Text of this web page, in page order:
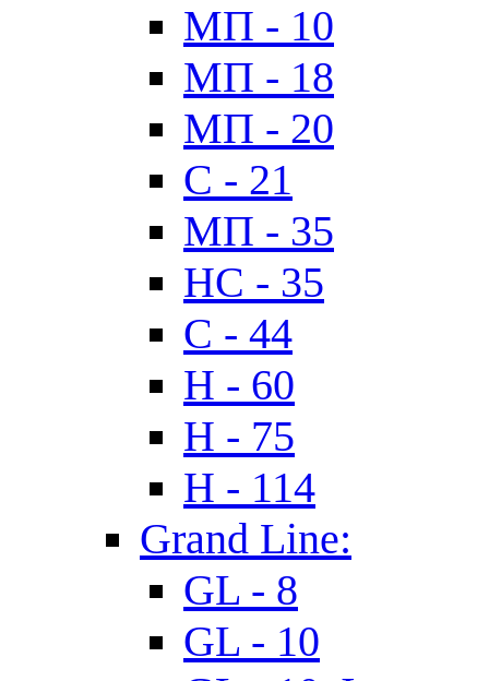
МП - 10
МП - 18
МП - 20
C - 21
МП - 35
HC - 35
C - 44
H - 60
H - 75
H - 114
Grand Line:
GL - 8
GL - 10